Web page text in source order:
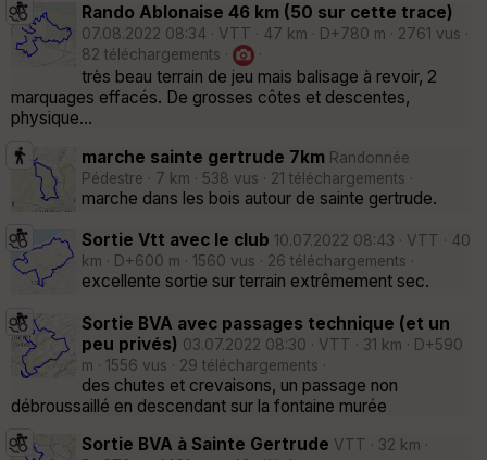
Rando Ablonaise 46 km (50 sur cette trace)
07.08.2022 08:34 · VTT · 47 km · D+780 m · 2761 vus ·
82 téléchargements ·
·
très beau terrain de jeu mais balisage à revoir, 2
marquages effacés. De grosses côtes et descentes,
physique...
marche sainte gertrude 7km Randonnée
Pédestre · 7 km · 538 vus · 21 téléchargements ·
marche dans les bois autour de sainte gertrude.
Sortie Vtt avec le club 10.07.2022 08:43 · VTT · 40
km · D+600 m · 1560 vus · 26 téléchargements ·
excellente sortie sur terrain extrêmement sec.
Sortie BVA avec passages technique (et un
peu privés) 03.07.2022 08:30 · VTT · 31 km · D+590
m · 1556 vus · 29 téléchargements ·
des chutes et crevaisons, un passage non
débroussaillé en descendant sur la fontaine murée
Sortie BVA à Sainte Gertrude VTT · 32 km ·